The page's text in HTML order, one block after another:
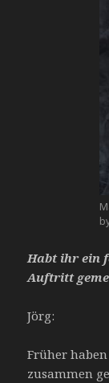
Habt ihr ein
Auftritt
Jörg:
Früher
zusammen